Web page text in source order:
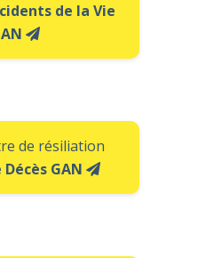
de la Vie
de résiliation
GAN